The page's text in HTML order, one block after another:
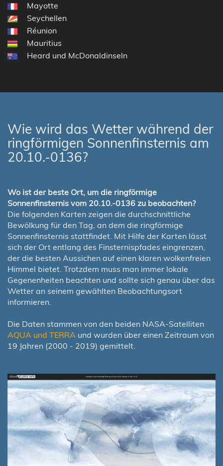
Mayotte
Seychellen
Réunion
Mauritius
Heard und McDonaldinseln
Wie wird das Wetter während der
ringförmigen Sonnenfinsternis am
20.10.-0136?
Wo ist der beste Ort, um die ringförmige
Sonnenfinsternis vom 20.10.-0136 zu beobachten?
Die folgenden Karten zeigen die durchschnittliche
Bewölkung für den Tag, an dem die ringförmige
Sonnenfinsternis stattfindet. Mit Hilfe der Karten lässt
sich der Ort entlang des Finsternispfades eingrenzen,
der die besten Aussichen auf einen klaren wolkenfreien
Himmel bietet. Trotzdem muss man immer lokale
Gegenenheiten beachten und sollte sich genau über das
Wetter an seinem gewählten Beobachtungsort
informieren.
Die Daten stammen von den beiden NASA-Satelliten
AQUA und TERRA und wurden über einen Zeitraum von
19 Jahren (2000 - 2019) gemittelt.